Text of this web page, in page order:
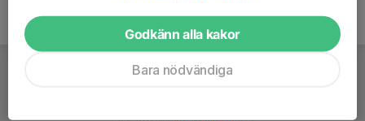
Godkänn alla kakor
Bara nödvändiga